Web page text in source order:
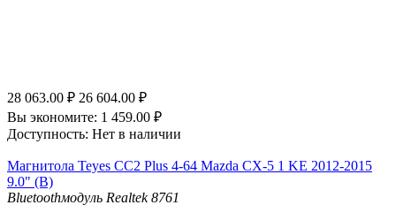
28 063.00 ₽ 26 604.00 ₽
Вы экономите: 1 459.00 ₽
Доступность: Нет в наличии
Магнитола Teyes CC2 Plus 4-64 Mazda CX-5 1 KE 2012-2015
9.0" (B)
Bluetoothмодуль Realtek 8761